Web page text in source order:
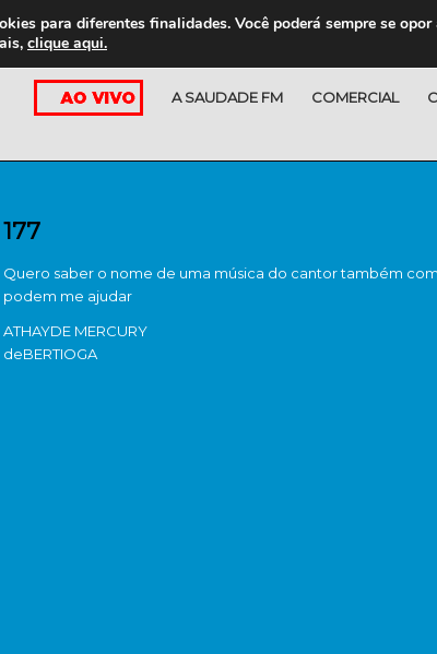
A SAUDADE FM COMERCIAL
177
Quero saber o nome de uma música do cantor também
podem me ajudar
ATHAYDE MERCURY
deBERTIOGA
para diferentes finalidades. Você poderá sempre se
clique aqui.